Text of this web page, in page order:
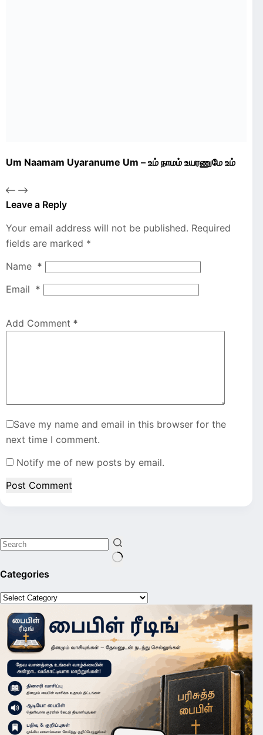
Um Naamam Uyaranume Um – உம் நாமம் உயரணுமே உம்
Leave a Reply
Your email address will not be published. Required
fields are marked *
Name *
Email *
Add Comment *
Save my name and email in this browser for the
next time I comment.
Notify me of new posts by email.
Post Comment
No
Categories
Categories